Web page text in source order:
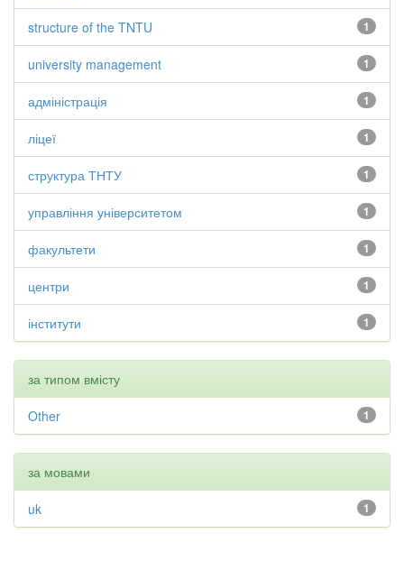
1
structure of the TNTU
1
university management
1
адміністрація
1
ліцеї
1
структура ТНТУ
1
управління університетом
1
факультети
1
центри
1
інститути
за типом вмісту
1
Other
за мовами
1
uk